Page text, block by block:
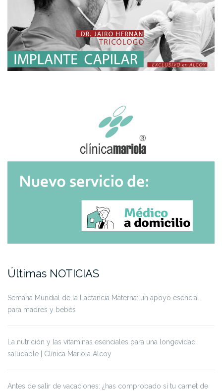
Últimas NOTICIAS
Semana Mundial de la Lactancia Materna: un apoyo esencial
para madres y bebés
La nutrición y las vitaminas esenciales para una longevidad
saludable | Clínica Mariola Alcoy
Antes de salir de vacaciones: ¿has comprobado si tu carnet de